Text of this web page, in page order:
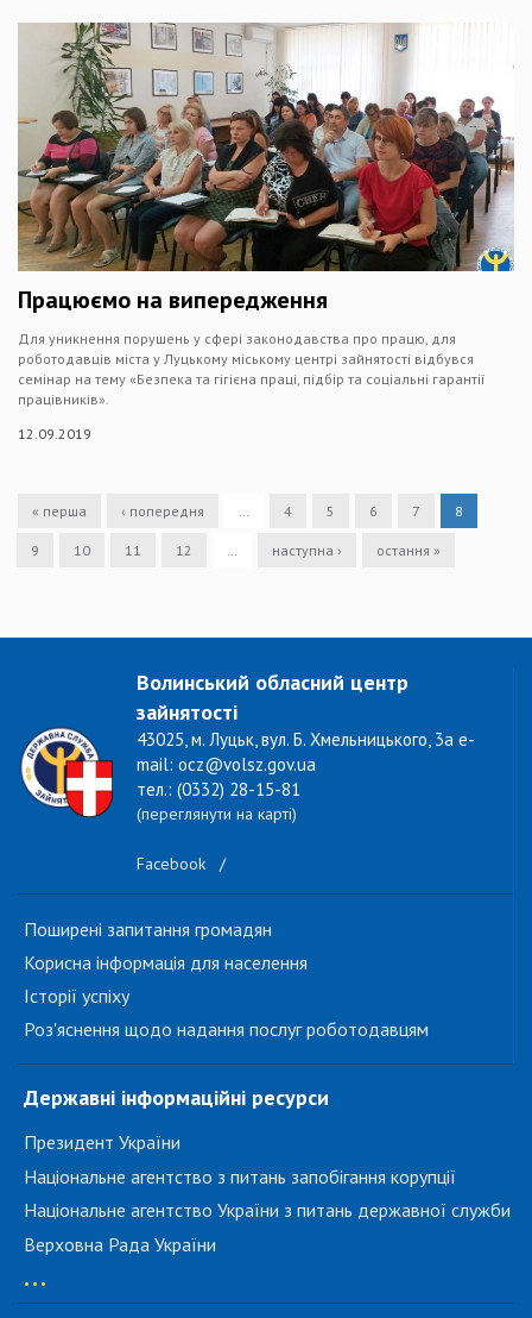
Працюємо на випередження
Для уникнення порушень у сфері законодавства про працю, для
роботодавців міста у Луцькому міському центрі зайнятості відбувся
семінар на тему «Безпека та гігієна праці, підбір та соціальні гарантії
працівників».
12.09.2019
« перша ‹ попередня … 4 5 6 7 8
9 10 11 12 … наступна › остання »
Волинський обласний центр
зайнятості
43025, м. Луцьк, вул. Б. Хмельницького, 3а e-
mail: ocz@volsz.gov.ua
тел.: (0332) 28-15-81
(переглянути на карті)
Facebook /
Поширені запитання громадян
Корисна інформація для населення
Історії успіху
Роз'яснення щодо надання послуг роботодавцям
Державні інформаційні ресурси
Президент України
Національне агентство з питань запобігання корупції
Національне агентство України з питань державної служби
Верховна Рада України
...